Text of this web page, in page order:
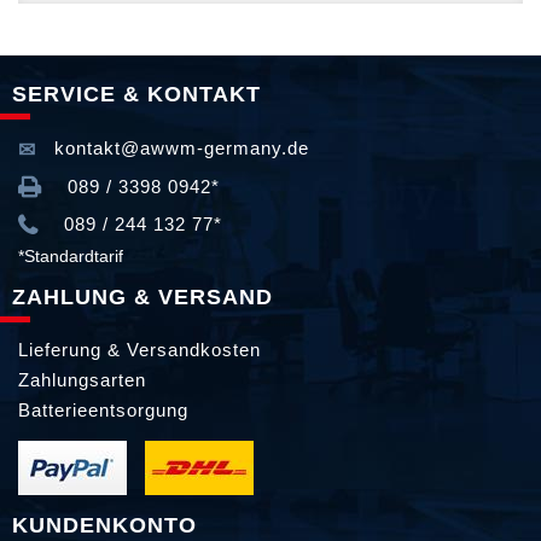
SERVICE & KONTAKT
kontakt@awwm-germany.de
089 / 3398 0942*
089 / 244 132 77*
*Standardtarif
ZAHLUNG & VERSAND
Lieferung & Versandkosten
Zahlungsarten
Batterieentsorgung
KUNDENKONTO